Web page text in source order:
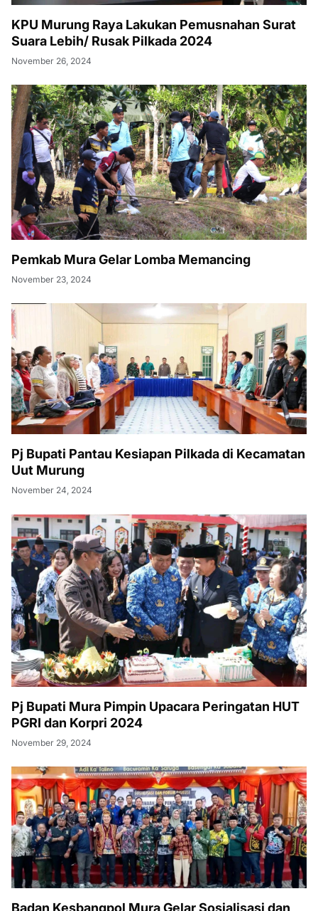
KPU Murung Raya Lakukan Pemusnahan Surat
Suara Lebih/ Rusak Pilkada 2024
November 26, 2024
Pemkab Mura Gelar Lomba Memancing
November 23, 2024
Pj Bupati Pantau Kesiapan Pilkada di Kecamatan
Uut Murung
November 24, 2024
Pj Bupati Mura Pimpin Upacara Peringatan HUT
PGRI dan Korpri 2024
November 29, 2024
Badan Kesbangpol Mura Gelar Sosialisasi dan